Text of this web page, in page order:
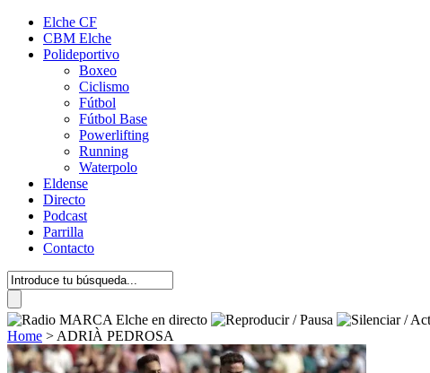
Elche CF
CBM Elche
Polideportivo
Boxeo
Ciclismo
Fútbol
Fútbol Base
Powerlifting
Running
Waterpolo
Eldense
Directo
Podcast
Parrilla
Contacto
Home > ADRIÀ PEDROSA